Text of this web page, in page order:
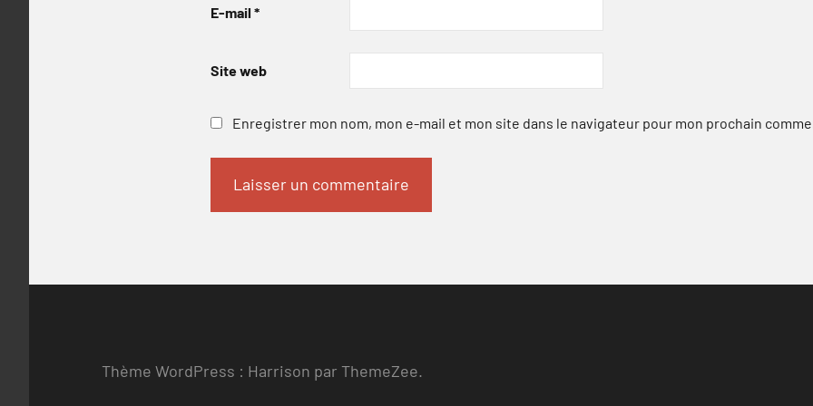
E-mail *
Site web
Enregistrer mon nom, mon e-mail et mon site dans le navigateur pour mon prochain
Thème WordPress : Harrison par ThemeZee.